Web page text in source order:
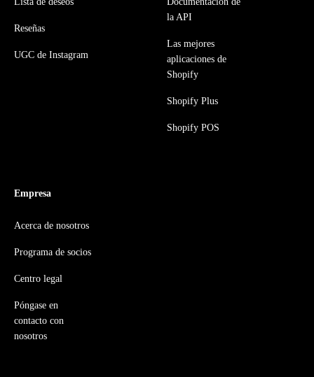
Reseñas
UGC de Instagram
la API
Las mejores
aplicaciones de
Shopify
Shopify Plus
Shopify POS
Empresa
Acerca de nosotros
Programa de socios
Centro legal
Póngase en
contacto con
nosotros